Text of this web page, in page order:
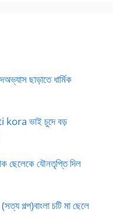
ছাড়াতে ধার্মিক
ভাই চুদে বড়
ছেলেকে যৌনতৃপ্তি দিল
গল্প)বাংলা চটি মা ছেলে